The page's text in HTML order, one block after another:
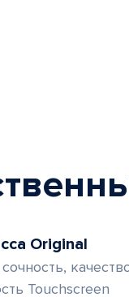
Original
Touchscreen